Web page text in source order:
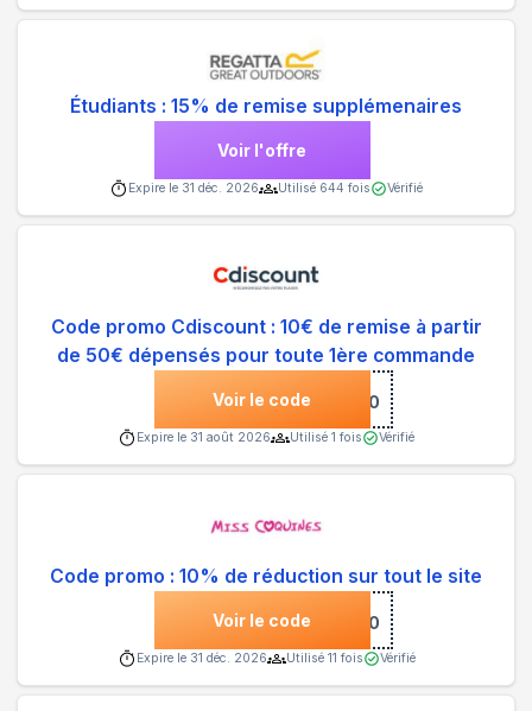
Étudiants : 15% de remise supplémenaires
Voir l'offre
Expire le 31 déc. 2026 Utilisé 644 fois Vérifié
Code promo Cdiscount : 10€ de remise à partir
de 50€ dépensés pour toute 1ère commande
Voir le code***LO10
Expire le 31 août 2026 Utilisé 1 fois Vérifié
Code promo : 10% de réduction sur tout le site
Voir le code***NS10
Expire le 31 déc. 2026 Utilisé 11 fois Vérifié